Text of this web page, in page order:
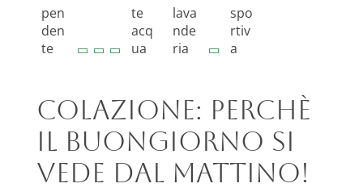
Colazione: perchè
il buongiorno si
vede dal mattino!